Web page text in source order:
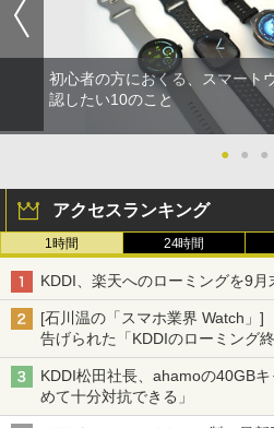
初心者の方におくる、スマート
認したい10のこと
● ● ●
アクセスランキング
1時間 24時間
KDDI、楽天へのローミングを9月
[石川温の「スマホ業界 Watch」]
告げられた「KDDIのローミング
穴と楽天モバイルの課題
KDDI松田社長、ahamoの40GB
めて十分対抗できる」